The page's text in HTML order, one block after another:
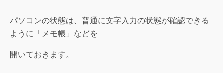
パソコンの状態は、普通に文字入力の状態が確認できる
ように「メモ帳」などを
開いておきます。